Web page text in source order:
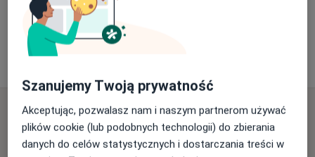
Pokaż profil
Dostępni specjaliści
Specjaliści znajdują się poza Kcynia, kujawsko-
Szanujemy Twoją prywatność
Akceptując, pozwalasz nam i naszym partnerom używać
plików cookie (lub podobnych technologii) do zbierania
danych do celów statystycznych i dostarczania treści w